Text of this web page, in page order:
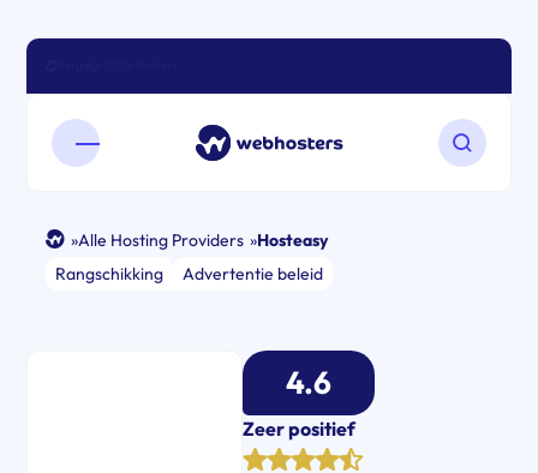
Open mobiel menu Zoeken
»Alle Hosting Providers »Hosteasy
Rangschikking
Advertentie beleid
Zeer positief
4.6